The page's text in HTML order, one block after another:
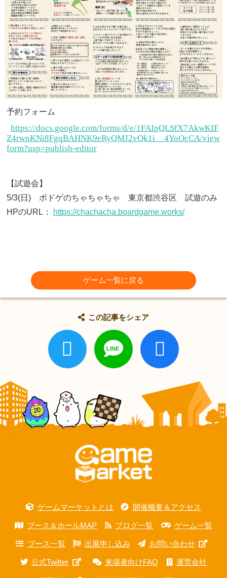
予約フォーム
https://docs.google.com/forms/d/e/1FAIpQLSfX7AkwKIF
Z4rwnKNi8FgqBAHNK9eRyQMJ2vQk1i__4YoOcCA/view
form?usp=publish-editor
【試遊会】
5/3(日) ボドゲのちゃちゃちゃ 東京都渋谷区 試遊のみ
HPのURL：
https://chachacha.boardgame.works/
ゲーム一覧に戻る
この記事をシェア
ゲームマーケットとは 開催概要＆アクセス
ブース＆ホールMAP ブログ一覧 ゲーム一覧
ブース一覧 出展申し込み お問い合わせ
公式Twitter 来場者向けFAQ 運営会社